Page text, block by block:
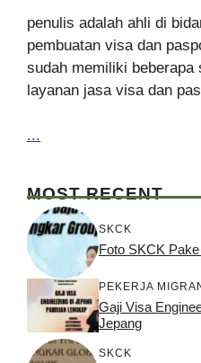
penulis adalah ahli di
pembuatan visa dan
sudah memiliki
layanan jasa visa dan
...
MOST RECENT
SKCK
Foto SKCK
PEKERJA
Gaji Visa
Jepang
SKCK